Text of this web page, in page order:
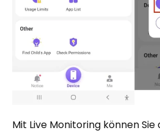
Mit Live Monitoring können Sie